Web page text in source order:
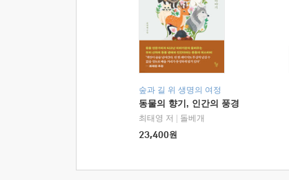
숲과 길 위 생명의 여정
동물의 향기, 인간의 풍경
최태영 저
돌베개
23,400원